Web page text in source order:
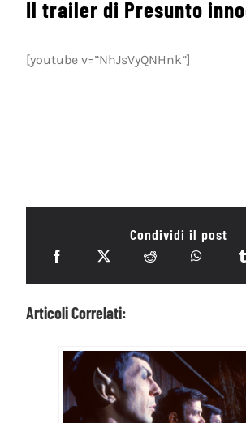
Il trailer di Presunto
[youtube v=”NhJsVyQNHnk”]
Condividi il post
Articoli Correlati: